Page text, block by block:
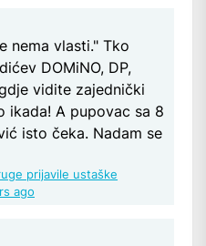
nema vlasti." Tko
DOMiNO, DP,
vidite zajednički
ikada! A pupovac sa 8
isto čeka. Nadam se
prijavile ustaške
ago